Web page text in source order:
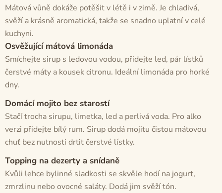
Mátová vůně dokáže potěšit v létě i v zimě. Je chladivá,
svěží a krásně aromatická, takže se snadno uplatní v celé
kuchyni.
Osvěžující mátová limonáda
Smíchejte sirup s ledovou vodou, přidejte led, pár lístků
čerstvé máty a kousek citronu. Ideální limonáda pro horké
dny.
Domácí mojito bez starostí
Stačí trocha sirupu, limetka, led a perlivá voda. Pro alko
verzi přidejte bílý rum. Sirup dodá mojitu čistou mátovou
chuť bez nutnosti drtit čerstvé lístky.
Topping na dezerty a snídaně
Kvůli lehce bylinné sladkosti se skvěle hodí na jogurt,
zmrzlinu nebo ovocné saláty. Dodá jim svěží tón.